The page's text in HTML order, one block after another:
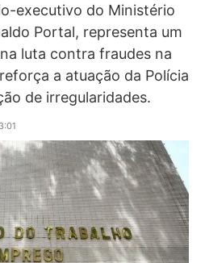
executivo do Ministério
Portal, representa um
luta contra fraudes na
a atuação da Polícia
de irregularidades.